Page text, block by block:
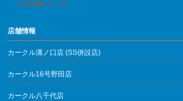
店舗情報
カークル溝ノ口店 (SS併設店)
カークル16号野田店
カークル八千代店